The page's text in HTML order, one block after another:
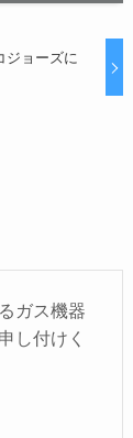
ジョーズに
ガス機器
し付けく